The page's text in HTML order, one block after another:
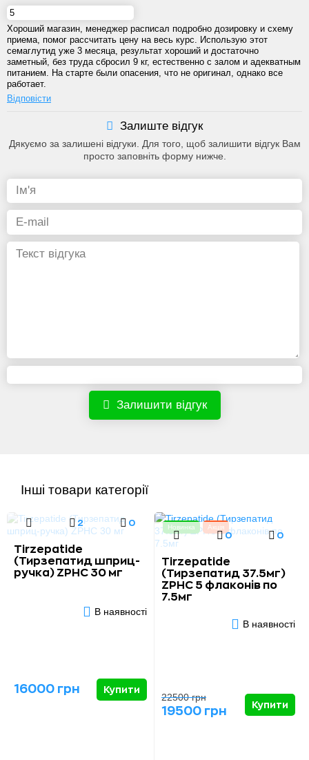
Хороший магазин, менеджер расписал подробно дозировку и схему
приема, помог рассчитать цену на весь курс. Использую этот
семаглутид уже 3 месяца, результат хороший и достаточно
заметный, без труда сбросил 9 кг, естественно с залом и адекватным
питанием. На старте были опасения, что не оригинал, однако все
работает.
Відповісти
Залиште відгук
Дякуємо за залишені відгуки. Для того, щоб залишити відгук Вам
просто заповніть форму нижче.
Залишити відгук
Інші товари категорії
2 0
Tirzepatide
(Тирзепатид шприц-
ручка) ZPHC 30 мг
В наявності
16000 грн Купити
Новинка Акція
0 0
Tirzepatide
(Тирзепатид 37.5мг)
ZPHC 5 флаконів по
7.5мг
В наявності
22500 грн
19500 грн Купити